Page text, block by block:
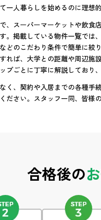
一人暮らしを始めるのに理想
、スーパーマーケットや飲
。掲載している物件一覧で
どのこだわり条件で簡単に絞
れば、大学との距離や周辺
プごとに丁寧に解説してお
く、契約や入居までの各種
ださい。スタッフ一同、皆様
合格後の